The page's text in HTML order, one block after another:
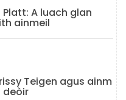
Platt: A luach glan
ainmeil
Teigen agus ainm
deòir